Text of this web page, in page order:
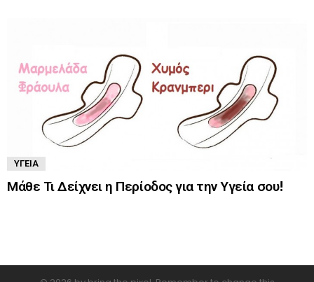
ΥΓΕΊΑ
Μάθε Τι Δείχνει η Περίοδος για την Υγεία σου!